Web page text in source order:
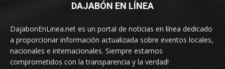
DAJABÓN EN LÍNEA
DajabonEnLinea.net es un portal de noticias en línea dedicado
a proporcionar información actualizada sobre eventos locales,
nacionales e internacionales. Siempre estamos
comprometidos con la transparencia y la verdad!